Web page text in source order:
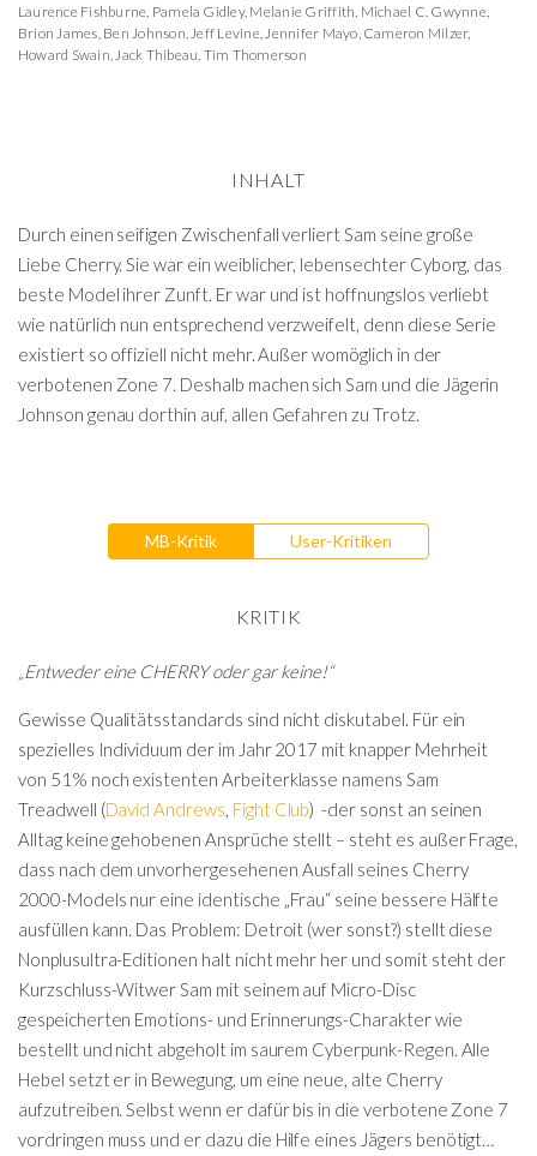
Laurence Fishburne, Pamela Gidley, Melanie Griffith, Michael C. Gwynne,
Brion James, Ben Johnson,Jeff Levine,Jennifer Mayo, Cameron Milzer,
Howard Swain,Jack Thibeau, Tim Thomerson
INHALT
Durch einen seifigen Zwischenfall verliert Sam seine große
Liebe Cherry. Sie war ein weiblicher, lebensechter Cyborg, das
beste Model ihrer Zunft. Er war und ist hoffnungslos verliebt
wie natürlich nun entsprechend verzweifelt, denn diese Serie
existiert so offiziell nicht mehr. Außer womöglich in der
verbotenen Zone 7. Deshalb machen sich Sam und die Jägerin
Johnson genau dorthin auf, allen Gefahren zu Trotz.
MB-Kritik User-Kritiken
KRITIK
„Entweder eine CHERRY oder gar keine!“
Gewisse Qualitätsstandards sind nicht diskutabel. Für ein
spezielles Individuum der im Jahr 2017 mit knapper Mehrheit
von 51% noch existenten Arbeiterklasse namens Sam
Treadwell (David Andrews Fight Club) -der sonst an seinen
Alltag keine gehobenen Ansprüche stellt – steht es außer Frage,
dass nach dem unvorhergesehenen Ausfall seines Cherry
2000-Models nur eine identische „Frau“ seine bessere Hälfte
ausfüllen kann. Das Problem: Detroit (wer sonst?) stellt diese
Nonplusultra-Editionen halt nicht mehr her und somit steht der
Kurzschluss-Witwer Sam mit seinem auf Micro-Disc
gespeicherten Emotions- und Erinnerungs-Charakter wie
bestellt und nicht abgeholt im saurem Cyberpunk-Regen. Alle
Hebel setzt er in Bewegung, um eine neue, alte Cherry
aufzutreiben. Selbst wenn er dafür bis in die verbotene Zone 7
vordringen muss und er dazu die Hilfe eines Jägers benötigt…